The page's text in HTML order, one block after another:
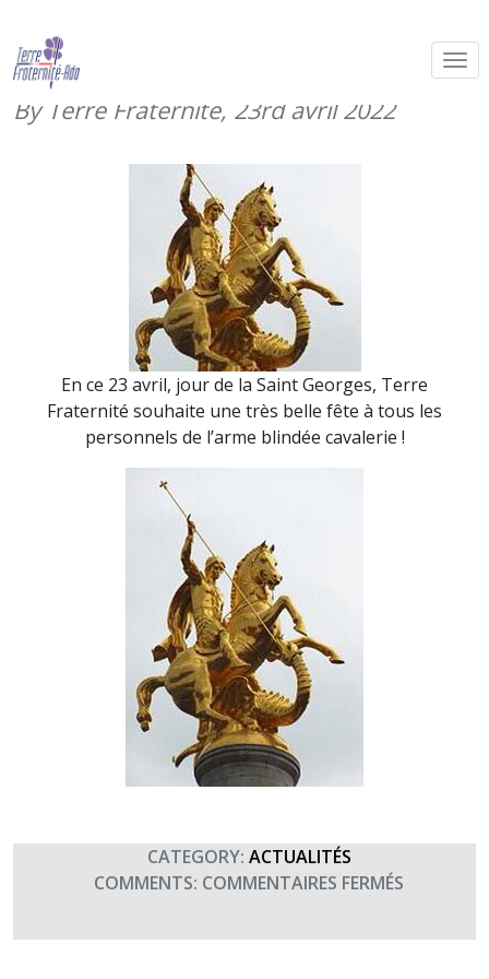
Saint Georges, patron de l’ABC (23
avril 2022)
By Terre Fraternité, 23rd avril 2022
En ce 23 avril, jour de la Saint Georges, Terre
Fraternité souhaite une très belle fête à tous les
personnels de l’arme blindée cavalerie !
CATEGORY: ACTUALITÉS
COMMENTS: COMMENTAIRES FERMÉS
GEORGES,